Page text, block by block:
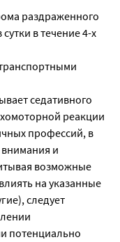
раздраженного
в течение 4-х
седативного
реакции
профессий, в
и
возможные
на указанные
следует
потенциально